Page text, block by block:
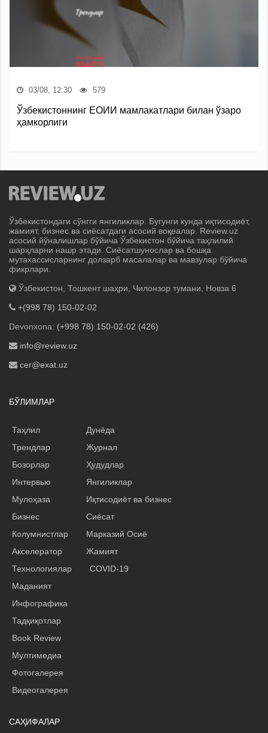
03/08, 12:30 579
Ўзбекистоннинг ЕОИИ мамлакатлари билан ўзаро
ҳамкорлиги
Ўзбекистондаги сўнгги янгиликлар. Бугунги кунда иқтисодиёт,
жамият, бизнес ва сиёсатдаги асосий воқеалар. Review.uz
асосий йўналишлар бўйича Ўзбекистон бўйича таҳлилий
шарҳларни нашр этади. Сиёсатшунослар ва бошқа
мутахассисларнинг долзарб масалалар ва мавзулар бўйича
фикрлари.
Ўзбекистон, Тошкент шаҳри, Чилонзор тумани, Новза 6
+(998 78) 150-02-02
Devonxona: (+998 78) 150-02-02 (426)
info@review.uz
cer@exat.uz
БЎЛИМЛАР
Таҳлил
Трендлар
Бозорлар
Интервью
Мулоҳаза
Бизнес
Колумнистлар
Акселератор
Дунёда
Журнал
Ҳудудлар
Янгиликлар
Иқтисодиёт ва бизнес
Сиёсат
Марказий Осиё
Жамият
Технологиялар
Маданият
Инфографика
Тадқиқотлар
Book Review
Мултимедиа
Фотогалерея
Видеогалерея
COVID-19
САҲИФАЛАР